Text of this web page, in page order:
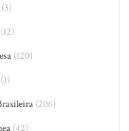
(120)
(1)
(206)
(42)